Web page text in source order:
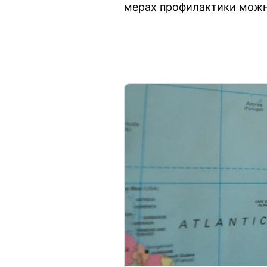
мерах профилактики